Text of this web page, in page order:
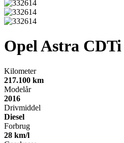
Opel Astra CDTi
Kilometer
217.100 km
Modelår
2016
Drivmiddel
Diesel
Forbrug
28 km/l